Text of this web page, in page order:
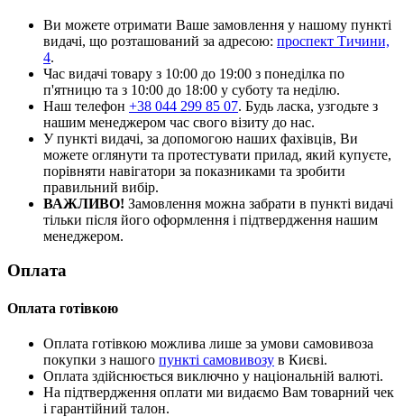
Ви можете отримати Ваше замовлення у нашому пункті
видачі, що розташований за адресою: проспект Тичини,
4.
Час видачі товару з 10:00 до 19:00 з понеділка по
п'ятницю та з 10:00 до 18:00 у суботу та неділю.
Наш телефон +38 044 299 85 07. Будь ласка, узгодьте з
нашим менеджером час свого візиту до нас.
У пункті видачі, за допомогою наших фахівців, Ви
можете оглянути та протестувати прилад, який купуєте,
порівняти навігатори за показниками та зробити
правильний вибір.
ВАЖЛИВО! Замовлення можна забрати в пункті видачі
тільки після його оформлення і підтвердження нашим
менеджером.
Оплата
Оплата готівкою
Оплата готівкою можлива лише за умови самовивоза
покупки з нашого пункті самовивозу в Києві.
Оплата здійснюється виключно у національній валюті.
На підтвердження оплати ми видаємо Вам товарний чек
і гарантійний талон.